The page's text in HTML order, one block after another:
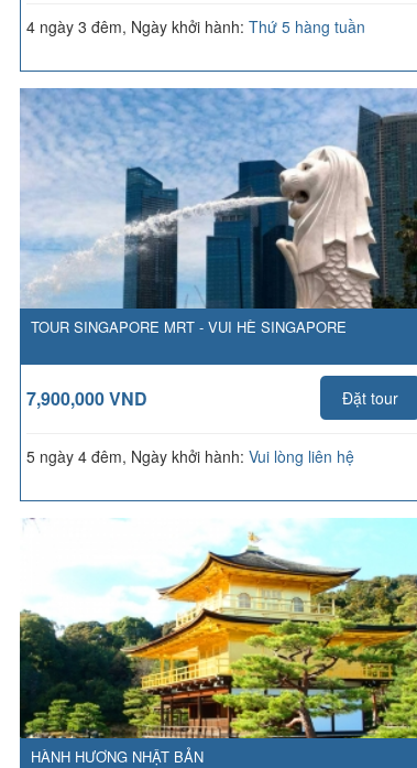
4 ngày 3 đêm, Ngày khởi hành: Thứ 5 hàng tuần
TOUR SINGAPORE MRT - VUI HÈ SINGAPORE
7,900,000 VND Đặt tour
5 ngày 4 đêm, Ngày khởi hành: Vui lòng liên hệ
HÀNH HƯƠNG NHẬT BẢN